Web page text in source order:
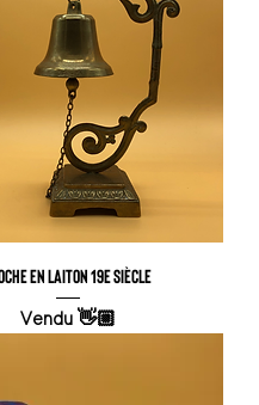
en laiton 19e siècle
Vendu 👋🏼